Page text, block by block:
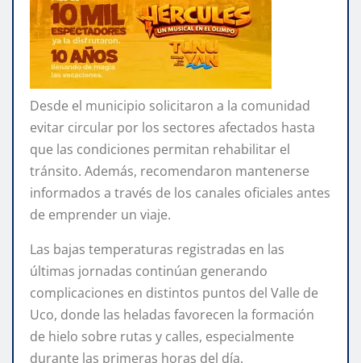
Desde el municipio solicitaron a la comunidad
evitar circular por los sectores afectados hasta
que las condiciones permitan rehabilitar el
tránsito. Además, recomendaron mantenerse
informados a través de los canales oficiales antes
de emprender un viaje.
Las bajas temperaturas registradas en las
últimas jornadas continúan generando
complicaciones en distintos puntos del Valle de
Uco, donde las heladas favorecen la formación
de hielo sobre rutas y calles, especialmente
durante las primeras horas del día.